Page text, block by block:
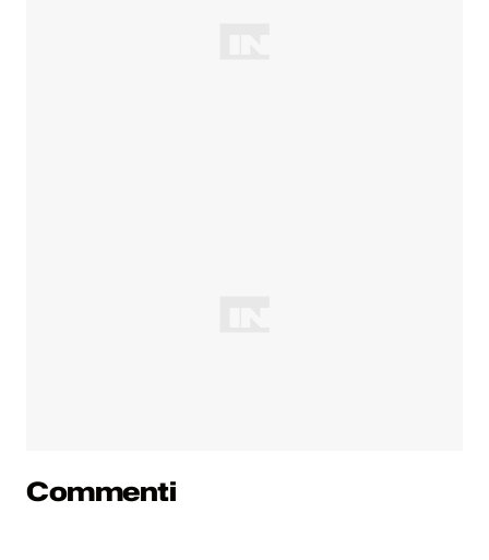
Commenti